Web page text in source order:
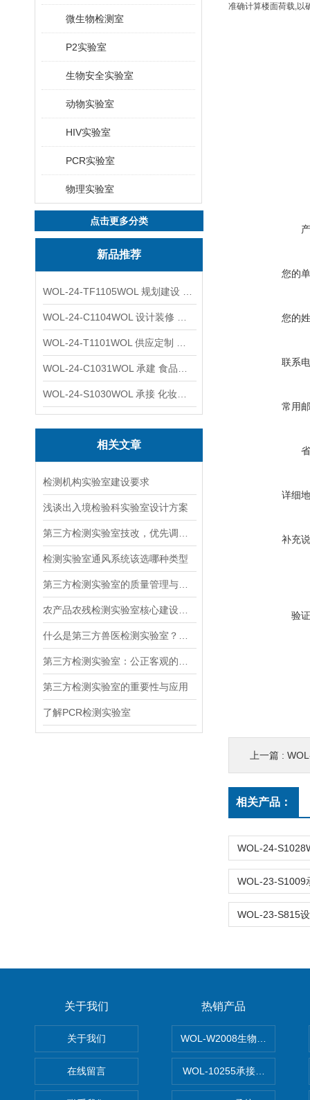
微生物检测室
P2实验室
生物安全实验室
动物实验室
HIV实验室
PCR实验室
物理实验室
点击更多分类
新品推荐
相关文章
检测机构实验室建设要求
浅谈出入境检验科实验室设计方案
检测实验室通风系统该选哪种类型
第三方检测实验室的重要性与应用
了解PCR检测实验室
准确计算楼面荷载,
您的
您的
联系
常用
详细
补充
验
上一篇 : WOL-
相关产品：
关于我们
关于我们
在线留言
热销产品
WOL-W2008生物制药GMP
WOL-10255承接清远电子